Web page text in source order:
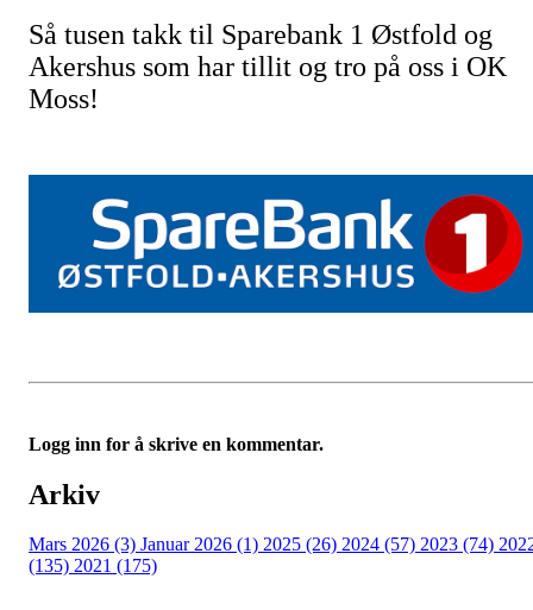
Så tusen takk til Sparebank 1 Østfold og
Akershus som har tillit og tro på oss i OK
Moss!
Logg inn for å skrive en kommentar.
Arkiv
Mars 2026 (3) Januar 2026 (1) 2025 (26) 2024 (57) 2023 (74)
(135) 2021 (175)